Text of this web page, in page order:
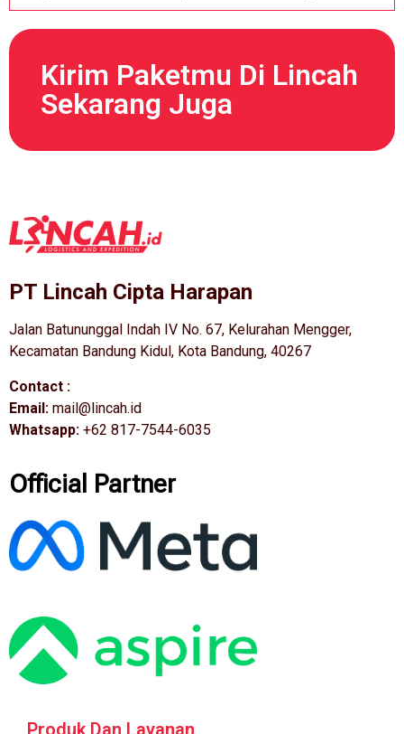
Kirim Paketmu Di Lincah
Sekarang Juga
PT Lincah Cipta Harapan
Jalan Batununggal Indah IV No. 67, Kelurahan Mengger,
Kecamatan Bandung Kidul, Kota Bandung, 40267
Contact :
Email: mail@lincah.id
Whatsapp: +62 817-7544-6035
Official Partner
Produk Dan Layanan